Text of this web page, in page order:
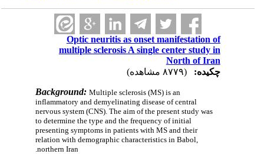
Optic neuritis as onset manifestation of
multiple sclerosis A single center study in
North of Iran
چکیده:
Background:Multiple sclerosis (MS) is an
inflammatory and demyelinating disease of central
nervous system (CNS). The aim of the present study was
to determine the type and the frequency of initial
presenting symptoms in patients with MS and their
relation with demographic characteristics in Babol,
northern Iran.